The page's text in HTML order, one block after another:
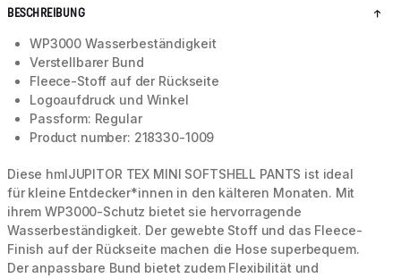
BESCHREIBUNG
WP3000 Wasserbeständigkeit
Verstellbarer Bund
Fleece-Stoff auf der Rückseite
Logoaufdruck und Winkel
Passform: Regular
Product number: 218330-1009
Diese hmlJUPITOR TEX MINI SOFTSHELL PANTS ist ideal
für kleine Entdecker*innen in den kälteren Monaten. Mit
ihrem WP3000-Schutz bietet sie hervorragende
Wasserbeständigkeit. Der gewebte Stoff und das Fleece-
Finish auf der Rückseite machen die Hose superbequem.
Der anpassbare Bund bietet zudem Flexibilität und